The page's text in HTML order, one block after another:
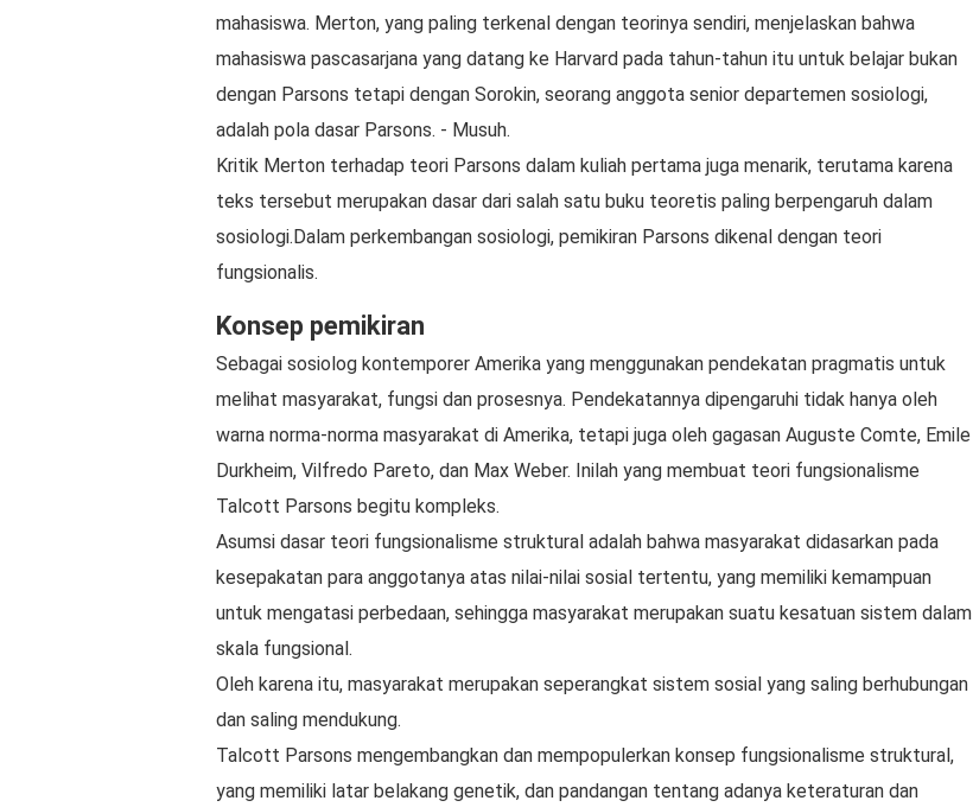
mahasiswa. Merton, yang paling terkenal dengan teorinya sendiri, menjelaskan bahwa
mahasiswa pascasarjana yang datang ke Harvard pada tahun-tahun itu untuk belajar bukan
dengan Parsons tetapi dengan Sorokin, seorang anggota senior departemen sosiologi,
adalah pola dasar Parsons. - Musuh.
Kritik Merton terhadap teori Parsons dalam kuliah pertama juga menarik, terutama karena
teks tersebut merupakan dasar dari salah satu buku teoretis paling berpengaruh dalam
sosiologi.Dalam perkembangan sosiologi, pemikiran Parsons dikenal dengan teori
fungsionalis.
Konsep pemikiran
Sebagai sosiolog kontemporer Amerika yang menggunakan pendekatan pragmatis untuk
melihat masyarakat, fungsi dan prosesnya. Pendekatannya dipengaruhi tidak hanya oleh
warna norma-norma masyarakat di Amerika, tetapi juga oleh gagasan Auguste Comte, Emile
Durkheim, Vilfredo Pareto, dan Max Weber. Inilah yang membuat teori fungsionalisme
Talcott Parsons begitu kompleks.
Asumsi dasar teori fungsionalisme struktural adalah bahwa masyarakat didasarkan pada
kesepakatan para anggotanya atas nilai-nilai sosial tertentu, yang memiliki kemampuan
untuk mengatasi perbedaan, sehingga masyarakat merupakan suatu kesatuan sistem dalam
skala fungsional.
Oleh karena itu, masyarakat merupakan seperangkat sistem sosial yang saling berhubungan
dan saling mendukung.
Talcott Parsons mengembangkan dan mempopulerkan konsep fungsionalisme struktural,
yang memiliki latar belakang genetik, dan pandangan tentang adanya keteraturan dan